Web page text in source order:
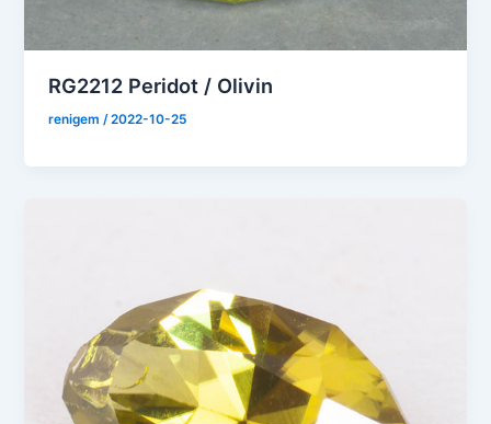
RG2212 Peridot / Olivin
renigem/2022-10-25